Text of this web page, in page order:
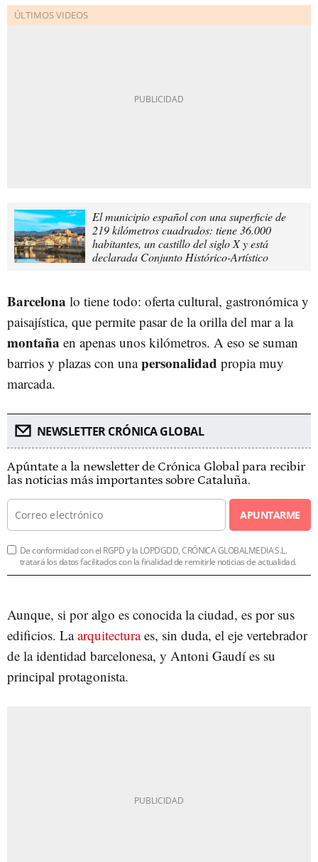
El municipio español con una superficie de
219 kilómetros cuadrados: tiene 36.000
habitantes, un castillo del siglo X y está
declarada Conjunto Histórico-Artístico
Barcelona lo tiene todo: oferta cultural, gastronómica y
paisajística, que permite pasar de la orilla del mar a la
montaña en apenas unos kilómetros. A eso se suman
barrios y plazas con unapersonalidad propia muy
marcada.
NEWSLETTER CRÓNICA GLOBAL
Apúntate a la newsletter de Crónica Global para recibir
las noticias más importantes sobre Cataluña.
APUNTARME
De conformidad con el RGPD y la LOPDGDD, CRÓNICA GLOBALMEDIA S.L.
tratará los datos facilitados con la finalidad de remitirle noticias de actualidad.
Aunque, si por algo es conocida la ciudad, es por sus
edificios. Laarquitecturaes, sin duda, el eje vertebrador
de la identidad barcelonesa, y Antoni Gaudí es su
principal protagonista.